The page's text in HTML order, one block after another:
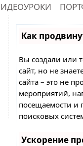
Как
Вы создали или
сайт, но не
сайта – это не
мероприятий,
посещаемости и
поисковых
Ускорение